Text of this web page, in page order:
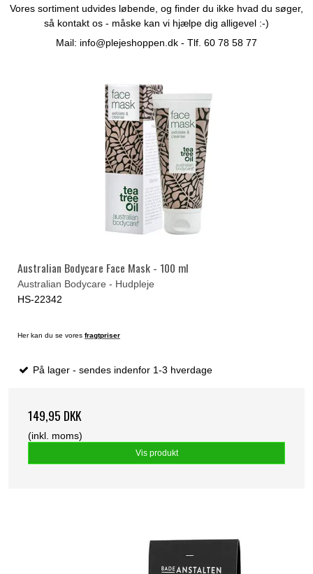
Vores sortiment udvides løbende, og finder du ikke hvad du søger,
så kontakt os - måske kan vi hjælpe dig alligevel :-)
Mail: info@plejeshoppen.dk - Tlf. 60 78 58 77
Australian Bodycare Face Mask - 100 ml
Australian Bodycare - Hudpleje
HS-22342
Her kan du se vores fragtpriser
På lager - sendes indenfor 1-3 hverdage
149,95 DKK
(inkl. moms)
Vis produkt